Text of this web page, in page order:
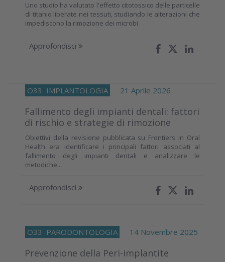
Uno studio ha valutato l'effetto citotossico delle particelle
di titanio liberate nei tessuti, studiando le alterazioni che
impediscono la rimozione dei microbi
Approfondisci
O33 IMPLANTOLOGIA 21 Aprile 2026
Fallimento degli impianti dentali: fattori
di rischio e strategie di rimozione
Obiettivi della revisione pubblicata su Frontiers in Oral
Health era identificare i principali fattori associati al
fallimento degli impianti dentali e analizzare le
metodiche...
Approfondisci
O33 PARODONTOLOGIA 14 Novembre 2025
Prevenzione della Peri-implantite